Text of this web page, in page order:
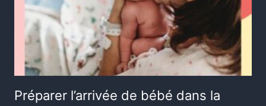
Préparer l’arrivée de bébé dans la